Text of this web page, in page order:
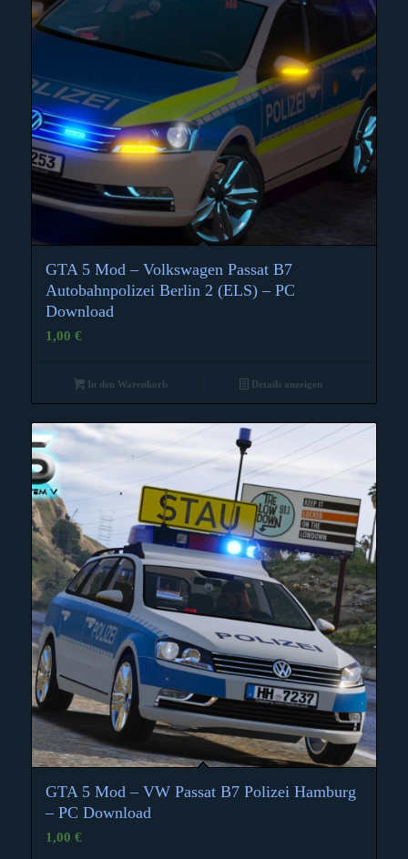
GTA 5 Mod – Volkswagen Passat B7
Autobahnpolizei Berlin 2 (ELS) – PC
Download
1,00 €
In den Warenkorb Details anzeigen
GTA 5 Mod – VW Passat B7 Polizei Hamburg
– PC Download
1,00 €